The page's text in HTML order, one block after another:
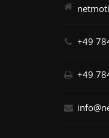
+49
+49